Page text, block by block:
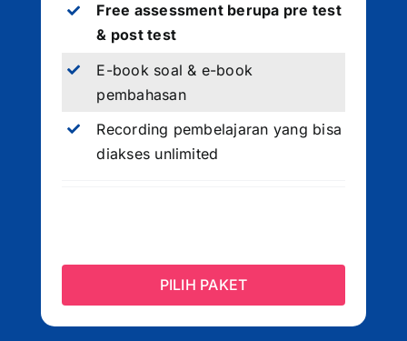
Free assessment berupa pre test
& post test
E-book soal & e-book
pembahasan
Recording pembelajaran yang bisa
diakses unlimited
PILIH PAKET